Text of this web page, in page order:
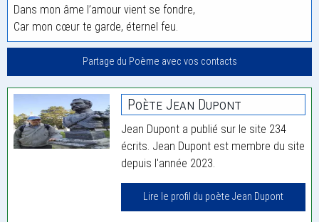
Dans mon âme l’amour vient se fondre,
Car mon cœur te garde, éternel feu.
Partage du Poème avec vos contacts
Poète Jean Dupont
Jean Dupont a publié sur le site 234
écrits. Jean Dupont est membre du site
depuis l'année 2023.
Lire le profil du poète Jean Dupont